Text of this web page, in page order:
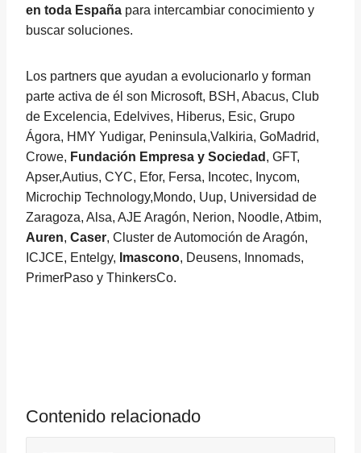
en toda España para intercambiar conocimiento y
buscar soluciones.
Los partners que ayudan a evolucionarlo y forman
parte activa de él son Microsoft, BSH, Abacus, Club
de Excelencia, Edelvives, Hiberus, Esic, Grupo
Ágora, HMY Yudigar, Peninsula,Valkiria, GoMadrid,
Crowe, Fundación Empresa y Sociedad , GFT,
Apser,Autius, CYC, Efor, Fersa, Incotec, Inycom,
Microchip Technology,Mondo, Uup, Universidad de
Zaragoza, Alsa, AJE Aragón, Nerion, Noodle, Atbim,
Auren, Caser, Cluster de Automoción de Aragón,
ICJCE, Entelgy, Imascono, Deusens, Innomads,
PrimerPaso y ThinkersCo.
Contenido relacionado